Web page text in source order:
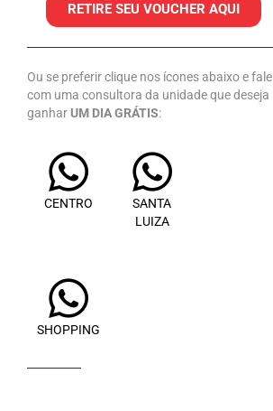
RETIRE SEU VOUCHER AQUI
Ou se preferir clique nos ícones abaixo e fale
com uma consultora da unidade que deseja
ganharUM DIA GRÁTIS:
CENTRO
SANTA
LUIZA
SHOPPING